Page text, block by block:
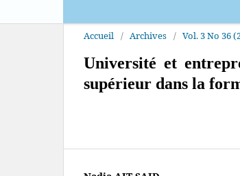
Accueil / Archives / Vol. 3 No 36
Université et
supérieur dans la